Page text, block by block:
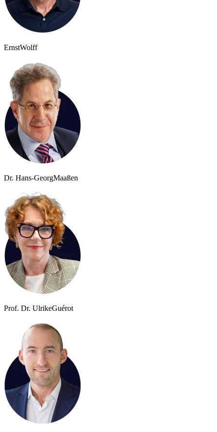
ErnstWolff
Dr. Hans-GeorgMaaßen
Prof. Dr. UlrikeGuérot